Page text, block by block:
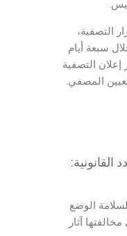
التصفية،
سبعة أيام
التصفية
القانونية:
الوضع
آثار